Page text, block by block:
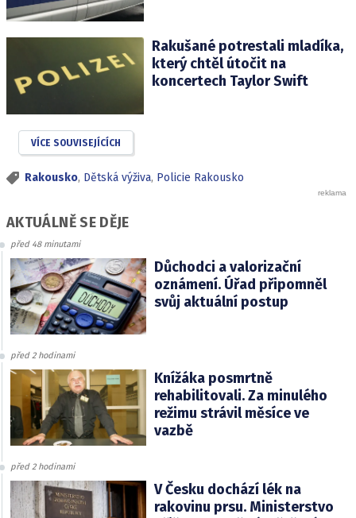
Rakušané potrestali mladíka,
který chtěl útočit na
koncertech Taylor Swift
VÍCE SOUVISEJÍCÍCH
Rakousko, Dětská výživa, Policie Rakousko
AKTUÁLNĚ SE DĚJE
před 48 minutami
Důchodci a valorizační
oznámení. Úřad připomněl
svůj aktuální postup
před 2 hodinami
Knížáka posmrtně
rehabilitovali. Za minulého
režimu strávil měsíce ve
vazbě
před 2 hodinami
V Česku dochází lék na
rakovinu prsu. Ministerstvo